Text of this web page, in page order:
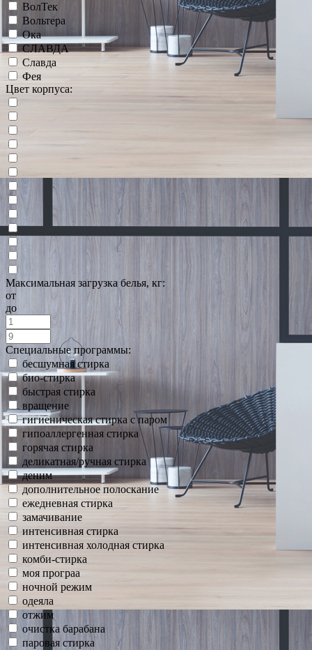
ВолТек
Вольтера
Ока
СЛАВДА
Славда
Фея
Цвет корпуса:
Максимальная загрузка белья, кг:
от
до
Специальные программы:
бесшумная стирка
био-стирка
быстрая стирка
вращение
гигиеническая стирка с паром
гипоаллергенная стирка
горячая стирка
деликатная/ручная стирка
деним
дополнительное полоскание
ежедневная стирка
замачивание
интенсивная стирка
интенсивная холодная стирка
комби-стирка
моя програа
ночной режим
одеяла
отжим
очистка барабана
паровая стирка